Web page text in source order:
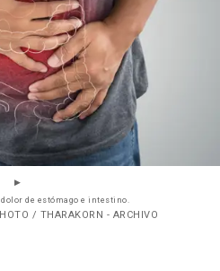
de estómago e intestino.
/ THARAKORN - ARCHIVO